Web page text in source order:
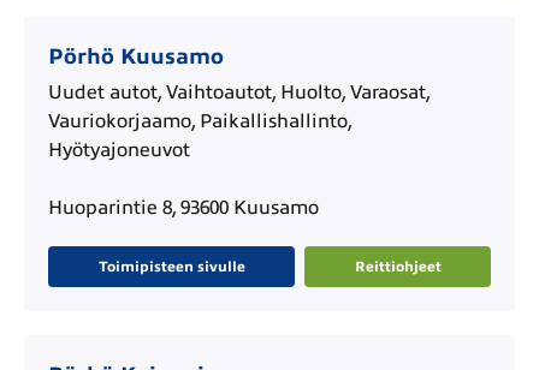
Pörhö Kuusamo
Uudet autot, Vaihtoautot, Huolto, Varaosat,
Vauriokorjaamo, Paikallishallinto,
Hyötyajoneuvot
Huoparintie 8, 93600 Kuusamo
Toimipisteen sivulle Reittiohjeet